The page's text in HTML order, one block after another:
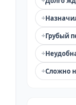
+
+Грубый
+
+Сложно